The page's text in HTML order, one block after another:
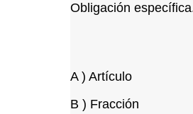
Obligación
A ) Artículo
B ) Fracción